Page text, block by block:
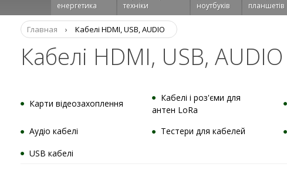
енергетика
техніки
ноутбуків
планшетів
Главная › Кабелі HDMI, USB, AUDIO
Кабелі HDMI, USB, AUDIO
Карти відеозахоплення
Кабелі і роз'єми для
антен LoRa
Аудіо кабелі Тестери для кабелей
USB кабелі